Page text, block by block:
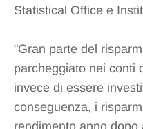
Statistical Office e
"Gran parte del
parcheggiato nei conti
invece di essere
conseguenza, i
rendimento anno